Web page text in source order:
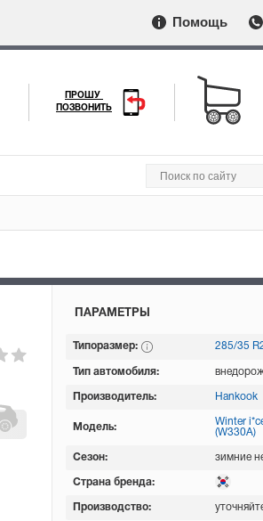
Помощь
ПРОШУ
ПОЗВОНИТЬ
ПАРАМЕТРЫ
Типоразмер: 285/35
Тип автомобиля:
Производитель: Hankook
Модель:
Winter
(W330A)
Сезон: зимние
Страна бренда:
Производство: